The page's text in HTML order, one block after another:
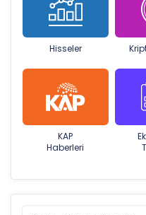
Hisseler
KAP
Haberleri